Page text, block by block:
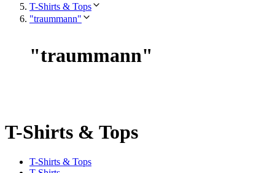
T-Shirts & Tops
"traummann"
"traummann"
T-Shirts & Tops
T-Shirts & Tops